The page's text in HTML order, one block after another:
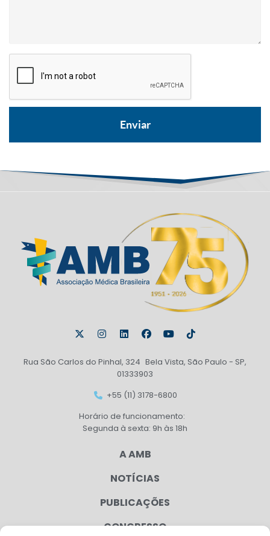
Rua São Carlos do Pinhal, 324 Bela Vista, São Paulo - SP,
01333903
+55 (11) 3178-6800
Horário de funcionamento:
Segunda à sexta: 9h às 18h
A AMB
NOTÍCIAS
PUBLICAÇÕES
CONGRESSO